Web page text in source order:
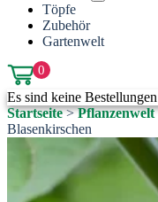
Töpfe
Zubehör
Gartenwelt
0
Es sind keine
Startseite > Pflanzenwelt
Blasenkirschen